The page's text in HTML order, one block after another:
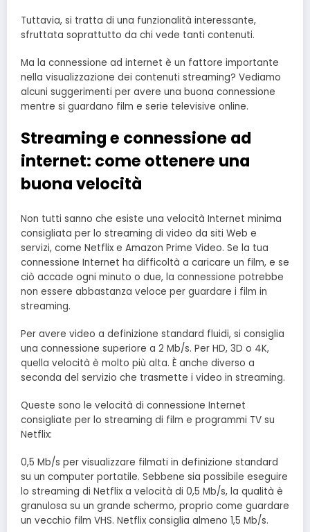
Tuttavia, si tratta di una funzionalità interessante,
sfruttata soprattutto da chi vede tanti contenuti.
Ma la connessione ad internet è un fattore importante
nella visualizzazione dei contenuti streaming? Vediamo
alcuni suggerimenti per avere una buona connessione
mentre si guardano film e serie televisive online.
Streaming e connessione ad
internet: come ottenere una
buona velocità
Non tutti sanno che esiste una velocità Internet minima
consigliata per lo streaming di video da siti Web e
servizi, come Netflix e Amazon Prime Video. Se la tua
connessione Internet ha difficoltà a caricare un film, e se
ciò accade ogni minuto o due, la connessione potrebbe
non essere abbastanza veloce per guardare i film in
streaming.
Per avere video a definizione standard fluidi, si consiglia
una connessione superiore a 2 Mb/s. Per HD, 3D o 4K,
quella velocità è molto più alta. È anche diverso a
seconda del servizio che trasmette i video in streaming.
Queste sono le velocità di connessione Internet
consigliate per lo streaming di film e programmi TV su
Netflix:
0,5 Mb/s per visualizzare filmati in definizione standard
su un computer portatile. Sebbene sia possibile eseguire
lo streaming di Netflix a velocità di 0,5 Mb/s, la qualità è
granulosa su un grande schermo, proprio come guardare
un vecchio film VHS. Netflix consiglia almeno 1,5 Mb/s.